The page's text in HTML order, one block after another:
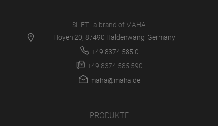
SLiFT - a brand of MAHA
Hoyen 20, 87490 Haldenwang, Germany
+49 8374 585 0
+49 8374 585 590
maha@maha.de
PRODUKTE